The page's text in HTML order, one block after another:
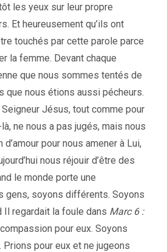
les yeux sur leur propre
Et heureusement qu’ils ont
touchés par cette parole parce
la femme. Devant chaque
que nous sommes tentés de
que nous étions aussi pécheurs.
Seigneur Jésus, tout comme pour
ne nous a pas jugés, mais nous
pour nous amener à Lui,
nous réjouir d’être des
le monde porte une
gens, soyons différents. Soyons
Il regardait la foule dans Marc 6 :
pour eux. Soyons
pour eux et ne jugeons